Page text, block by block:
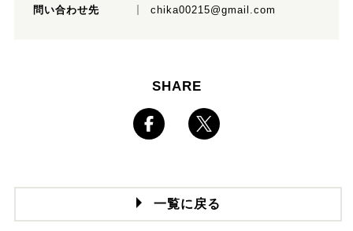
問い合わせ先 chika00215@gmail.com
SHARE
一覧に戻る